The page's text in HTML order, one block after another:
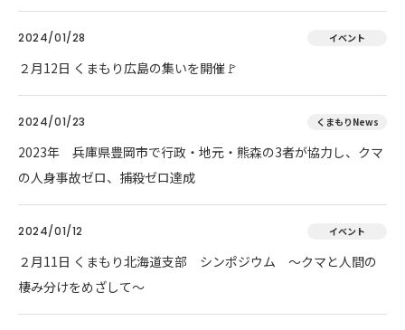
2024/01/28 イベント
２月12日 くまもり広島の集いを開催🚩
2024/01/23 くまもりNews
2023年 兵庫県豊岡市で行政・地元・熊森の3者が協力し、クマ
の人身事故ゼロ、捕殺ゼロ達成
2024/01/12 イベント
２月11日 くまもり北海道支部 シンポジウム ～クマと人間の
棲み分けをめざして～